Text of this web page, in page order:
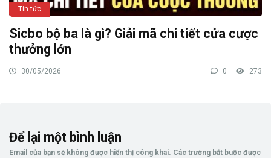
Tin tức
Sicbo bộ ba là gì? Giải mã chi tiết cửa cược
thưởng lớn
30/05/2026 0 273
Để lại một bình luận
Email của bạn sẽ không được hiển thị công khai. Các trường bắt buộc được